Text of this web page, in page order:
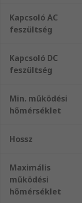
Kapcsoló AC
feszültség
Kapcsoló DC
feszültség
Min. működési
hőmérséklet
Hossz
Maximális
működési
hőmérséklet